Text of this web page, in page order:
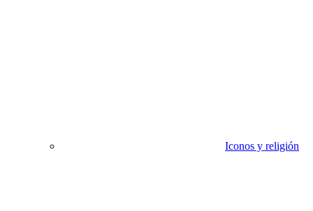
Iconos y religión